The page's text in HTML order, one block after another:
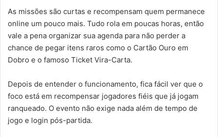
As missões são curtas e recompensam quem permanece
online um pouco mais. Tudo rola em poucas horas, então
vale a pena organizar sua agenda para não perder a
chance de pegar itens raros como o Cartão Ouro em
Dobro e o famoso Ticket Vira-Carta.
Depois de entender o funcionamento, fica fácil ver que o
foco está em recompensar jogadores fiéis que já jogam
ranqueado. O evento não exige nada além de tempo de
jogo e login pós-partida.